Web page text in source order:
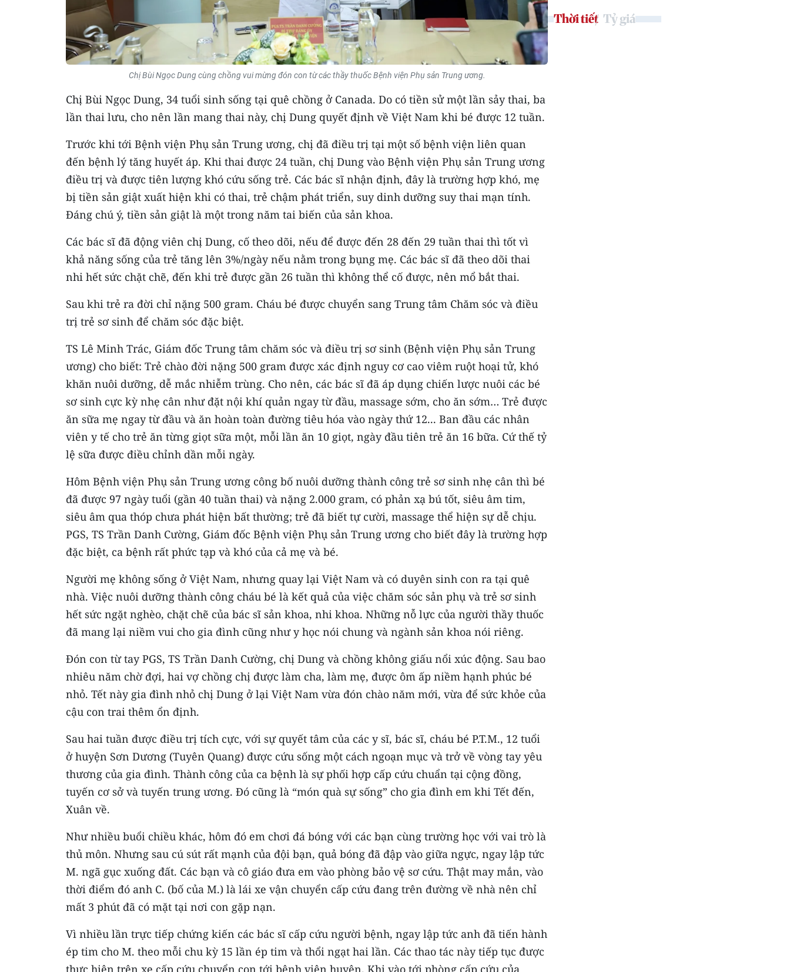
Chị Bùi Ngọc Dung cùng chồng vui mừng đón con từ các thầy thuốc Bệnh viện Phụ sản Trung ương.
Chị Bùi Ngọc Dung, 34 tuổi sinh sống tại quê chồng ở Canada. Do có tiền sử một lần sảy thai, ba
lần thai lưu, cho nên lần mang thai này, chị Dung quyết định về Việt Nam khi bé được 12 tuần.
Trước khi tới Bệnh viện Phụ sản Trung ương, chị đã điều trị tại một số bệnh viện liên quan
đến bệnh lý tăng huyết áp. Khi thai được 24 tuần, chị Dung vào Bệnh viện Phụ sản Trung ương
điều trị và được tiên lượng khó cứu sống trẻ. Các bác sĩ nhận định, đây là trường hợp khó, mẹ
bị tiền sản giật xuất hiện khi có thai, trẻ chậm phát triển, suy dinh dưỡng suy thai mạn tính.
Đáng chú ý, tiền sản giật là một trong năm tai biến của sản khoa.
Các bác sĩ đã động viên chị Dung, cố theo dõi, nếu để được đến 28 đến 29 tuần thai thì tốt vì
khả năng sống của trẻ tăng lên 3%/ngày nếu nằm trong bụng mẹ. Các bác sĩ đã theo dõi thai
nhi hết sức chặt chẽ, đến khi trẻ được gần 26 tuần thì không thể cố được, nên mổ bắt thai.
Sau khi trẻ ra đời chỉ nặng 500 gram. Cháu bé được chuyển sang Trung tâm Chăm sóc và điều
trị trẻ sơ sinh để chăm sóc đặc biệt.
TS Lê Minh Trác, Giám đốc Trung tâm chăm sóc và điều trị sơ sinh (Bệnh viện Phụ sản Trung
ương) cho biết: Trẻ chào đời nặng 500 gram được xác định nguy cơ cao viêm ruột hoại tử, khó
khăn nuôi dưỡng, dễ mắc nhiễm trùng. Cho nên, các bác sĩ đã áp dụng chiến lược nuôi các bé
sơ sinh cực kỳ nhẹ cân như đặt nội khí quản ngay từ đầu, massage sớm, cho ăn sớm… Trẻ được
ăn sữa mẹ ngay từ đầu và ăn hoàn toàn đường tiêu hóa vào ngày thứ 12... Ban đầu các nhân
viên y tế cho trẻ ăn từng giọt sữa một, mỗi lần ăn 10 giọt, ngày đầu tiên trẻ ăn 16 bữa. Cứ thế tỷ
lệ sữa được điều chỉnh dần mỗi ngày.
Hôm Bệnh viện Phụ sản Trung ương công bố nuôi dưỡng thành công trẻ sơ sinh nhẹ cân thì bé
đã được 97 ngày tuổi (gần 40 tuần thai) và nặng 2.000 gram, có phản xạ bú tốt, siêu âm tim,
siêu âm qua thóp chưa phát hiện bất thường; trẻ đã biết tự cười, massage thể hiện sự dễ chịu.
PGS, TS Trần Danh Cường, Giám đốc Bệnh viện Phụ sản Trung ương cho biết đây là trường hợp
đặc biệt, ca bệnh rất phức tạp và khó của cả mẹ và bé.
Người mẹ không sống ở Việt Nam, nhưng quay lại Việt Nam và có duyên sinh con ra tại quê
nhà. Việc nuôi dưỡng thành công cháu bé là kết quả của việc chăm sóc sản phụ và trẻ sơ sinh
hết sức ngặt nghèo, chặt chẽ của bác sĩ sản khoa, nhi khoa. Những nỗ lực của người thầy thuốc
đã mang lại niềm vui cho gia đình cũng như y học nói chung và ngành sản khoa nói riêng.
Đón con từ tay PGS, TS Trần Danh Cường, chị Dung và chồng không giấu nổi xúc động. Sau bao
nhiêu năm chờ đợi, hai vợ chồng chị được làm cha, làm mẹ, được ôm ấp niềm hạnh phúc bé
nhỏ. Tết này gia đình nhỏ chị Dung ở lại Việt Nam vừa đón chào năm mới, vừa để sức khỏe của
cậu con trai thêm ổn định.
Sau hai tuần được điều trị tích cực, với sự quyết tâm của các y sĩ, bác sĩ, cháu bé P.T.M., 12 tuổi
ở huyện Sơn Dương (Tuyên Quang) được cứu sống một cách ngoạn mục và trở về vòng tay yêu
thương của gia đình. Thành công của ca bệnh là sự phối hợp cấp cứu chuẩn tại cộng đồng,
tuyến cơ sở và tuyến trung ương. Đó cũng là “món quà sự sống” cho gia đình em khi Tết đến,
Xuân về.
Như nhiều buổi chiều khác, hôm đó em chơi đá bóng với các bạn cùng trường học với vai trò là
thủ môn. Nhưng sau cú sút rất mạnh của đội bạn, quả bóng đã đập vào giữa ngực, ngay lập tức
M. ngã gục xuống đất. Các bạn và cô giáo đưa em vào phòng bảo vệ sơ cứu. Thật may mắn, vào
thời điểm đó anh C. (bố của M.) là lái xe vận chuyển cấp cứu đang trên đường về nhà nên chỉ
mất 3 phút đã có mặt tại nơi con gặp nạn.
Vì nhiều lần trực tiếp chứng kiến các bác sĩ cấp cứu người bệnh, ngay lập tức anh đã tiến hành
ép tim cho M. theo mỗi chu kỳ 15 lần ép tim và thổi ngạt hai lần. Các thao tác này tiếp tục được
thực hiện trên xe cấp cứu chuyển con tới bệnh viện huyện. Khi vào tới phòng cấp cứu của
Thời tiết Tỷ giá